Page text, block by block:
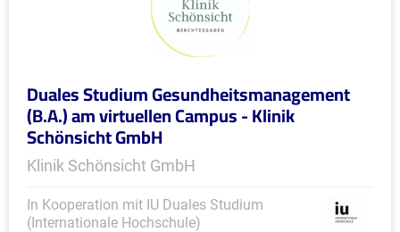
Duales Studium Gesundheitsmanagement
(B.A.) am virtuellen Campus - Klinik
Schönsicht GmbH
Klinik Schönsicht GmbH
In Kooperation mit IU Duales Studium
(Internationale Hochschule)